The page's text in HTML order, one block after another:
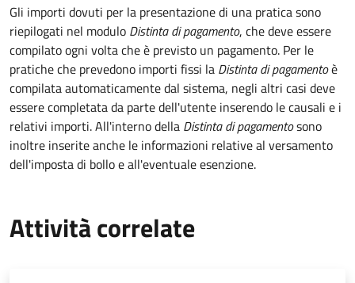
Gli importi dovuti per la presentazione di una pratica sono
riepilogati nel modulo Distinta di pagamento, che deve essere
compilato ogni volta che è previsto un pagamento. Per le
pratiche che prevedono importi fissi la Distinta di pagamentoè
compilata automaticamente dal sistema, negli altri casi deve
essere completata da parte dell'utente inserendo le causali e i
relativi importi.All'interno della Distinta di pagamentosono
inoltre inserite anche le informazioni relative al versamento
dell'imposta di bollo e all'eventuale esenzione.
Attività correlate